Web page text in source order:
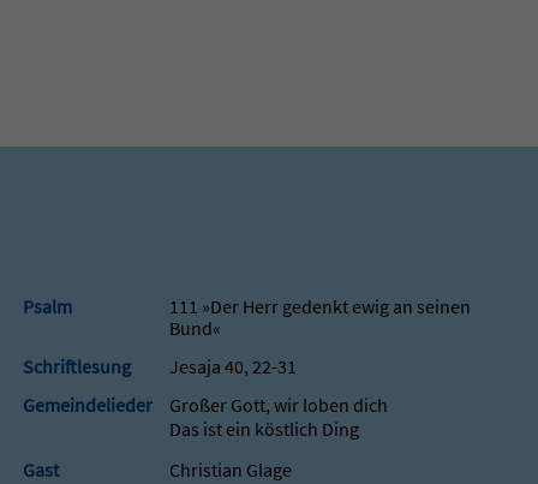
Psalm
111 »Der Herr gedenkt ewig an seinen
Bund«
Schriftlesung
Jesaja 40, 22-31
Gemeindelieder
Großer Gott, wir loben dich
Das ist ein köstlich Ding
Gast
Christian Glage